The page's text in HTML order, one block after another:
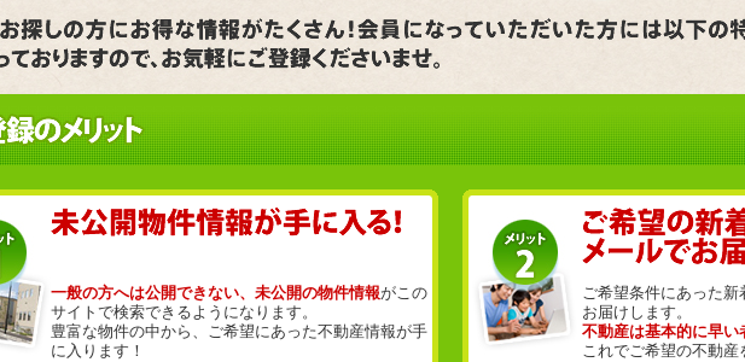
一般の方へは公開できない、未公開の物件情報がこの
サイトで検索できるようになります。
豊富な物件の中から、ご希望にあった不動産情報が手
に入ります！
ご希望条件にあった
お届けします。
不動産は基本的に早い
これでご希望の不動